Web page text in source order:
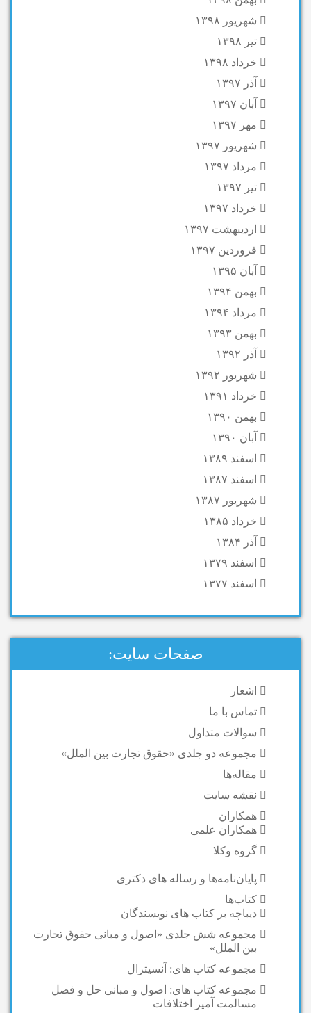
شهریور ۱۳۹۸
تیر ۱۳۹۸
خرداد ۱۳۹۸
آذر ۱۳۹۷
آبان ۱۳۹۷
مهر ۱۳۹۷
شهریور ۱۳۹۷
مرداد ۱۳۹۷
تیر ۱۳۹۷
خرداد ۱۳۹۷
اردیبهشت ۱۳۹۷
فروردین ۱۳۹۷
آبان ۱۳۹۵
بهمن ۱۳۹۴
مرداد ۱۳۹۴
بهمن ۱۳۹۳
آذر ۱۳۹۲
شهریور ۱۳۹۲
خرداد ۱۳۹۱
بهمن ۱۳۹۰
آبان ۱۳۹۰
اسفند ۱۳۸۹
اسفند ۱۳۸۷
شهریور ۱۳۸۷
خرداد ۱۳۸۵
آذر ۱۳۸۴
اسفند ۱۳۷۹
اسفند ۱۳۷۷
صفحات سایت:
اشعار
تماس با ما
سوالات متداول
مجموعه دو جلدی «حقوق تجارت بین الملل»
مقاله‌ها
نقشه سایت
همکاران
همکاران علمی
گروه وکلا
پایان‌نامه‌ها و رساله های دکتری
کتاب‌ها
دیباچه بر کتاب های نویسندگان
مجموعه شش جلدی «اصول و مبانی حقوق تجارت
بین الملل»
مجموعه کتاب های: آنسیترال
مجموعه کتاب های: اصول و مبانی حل و فصل
مسالمت آمیز اختلافات